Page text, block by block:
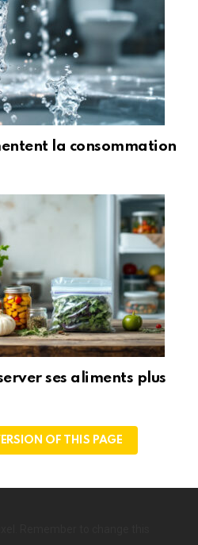
la consommation
ses aliments plus
OF THIS PAGE